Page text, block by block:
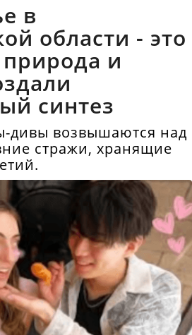
в
области - это
и
синтез
дивы возвышаются над
стражи, хранящие